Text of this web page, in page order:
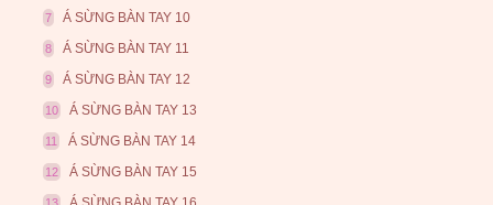
7 Á SỪNG BÀN TAY 10
8 Á SỪNG BÀN TAY 11
9 Á SỪNG BÀN TAY 12
10 Á SỪNG BÀN TAY 13
11 Á SỪNG BÀN TAY 14
12 Á SỪNG BÀN TAY 15